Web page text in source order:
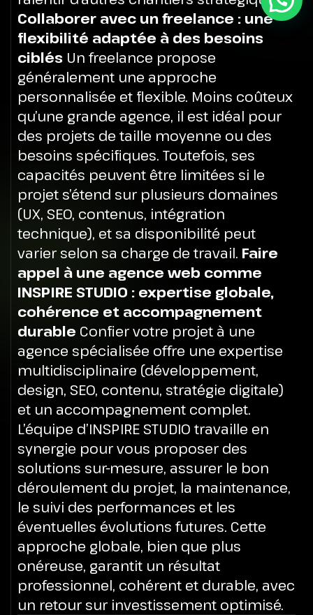
Collaborer avec un freelance : une
flexibilité adaptée à des besoins
ciblés Un freelance propose
généralement une approche
personnalisée et flexible. Moins coûteux
qu’une grande agence, il est idéal pour
des projets de taille moyenne ou des
besoins spécifiques. Toutefois, ses
capacités peuvent être limitées si le
projet s’étend sur plusieurs domaines
(UX, SEO, contenus, intégration
technique), et sa disponibilité peut
varier selon sa charge de travail. Faire
appel à une agence web comme
INSPIRE STUDIO : expertise globale,
cohérence et accompagnement
durable Confier votre projet à une
agence spécialisée offre une expertise
multidisciplinaire (développement,
design, SEO, contenu, stratégie digitale)
et un accompagnement complet.
L’équipe d’INSPIRE STUDIO travaille en
synergie pour vous proposer des
solutions sur-mesure, assurer le bon
déroulement du projet, la maintenance,
le suivi des performances et les
éventuelles évolutions futures. Cette
approche globale, bien que plus
onéreuse, garantit un résultat
professionnel, cohérent et durable, avec
un retour sur investissement optimisé.